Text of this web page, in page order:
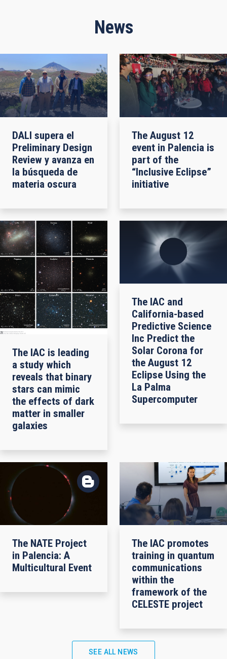
News
DALI supera el
Preliminary Design
Review y avanza en
la búsqueda de
materia oscura
The August 12
event in Palencia is
part of the
“Inclusive Eclipse”
initiative
The IAC is leading
a study which
reveals that binary
stars can mimic
the effects of dark
matter in smaller
galaxies
The IAC and
California-based
Predictive Science
Inc Predict the
Solar Corona for
the August 12
Eclipse Using the
La Palma
Supercomputer
The NATE Project
in Palencia: A
Multicultural Event
The IAC promotes
training in quantum
communications
within the
framework of the
CELESTE project
SEE ALL NEWS